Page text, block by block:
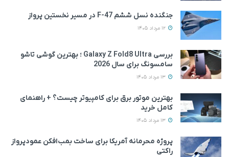
جنگنده نسل ششم F-47 در مسیر نخستین پرواز
بررسی Galaxy Z Fold8 Ultra ؛ بهترین گوشی تاشو
سامسونگ برای سال 2026
بهترین موتور برق برای کامپیوتر چیست؟ + راهنمای
کامل خرید
پروژه محرمانه آمریکا برای ساخت بمب‌افکن عمودپرواز
راکتی